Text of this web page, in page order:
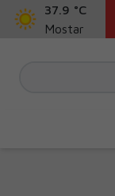
37.9 °C
Mostar